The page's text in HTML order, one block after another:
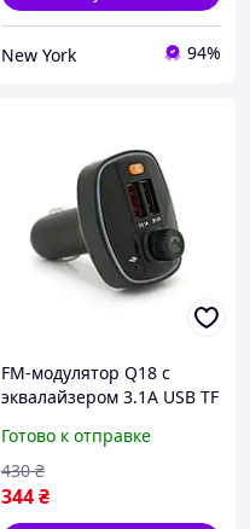
New York 94%
FM-модулятор Q18 с
эквалайзером 3.1A USB TF
Готово к отправке
344₴
430 ₴